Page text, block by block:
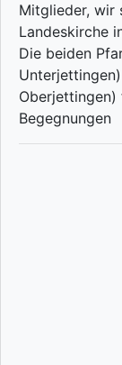
Mitglieder, wir
Landeskirche
Die beiden
Oberjettingen)
Begegnungen